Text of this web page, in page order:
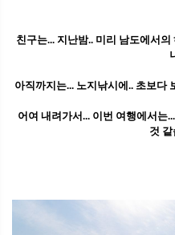
친구는... 지난밤.. 미리 남도에서
아직까지는... 노지낚시에.. 초보다
어여 내려가서... 이번 여행에서는
것 같